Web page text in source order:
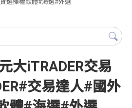
選擇權軟體#海選#外選
大iTRADER交易
交易達人#國外